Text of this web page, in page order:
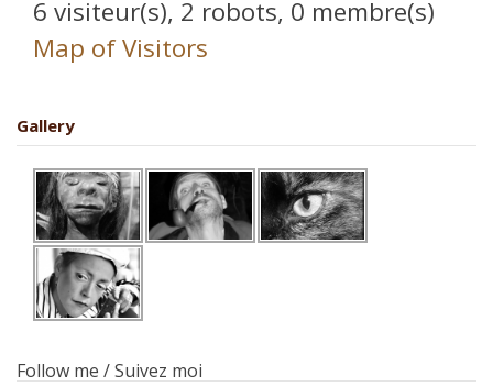
6 visiteur(s), 2 robots, 0 membre(s)
Map of Visitors
Gallery
Follow me / Suivez moi